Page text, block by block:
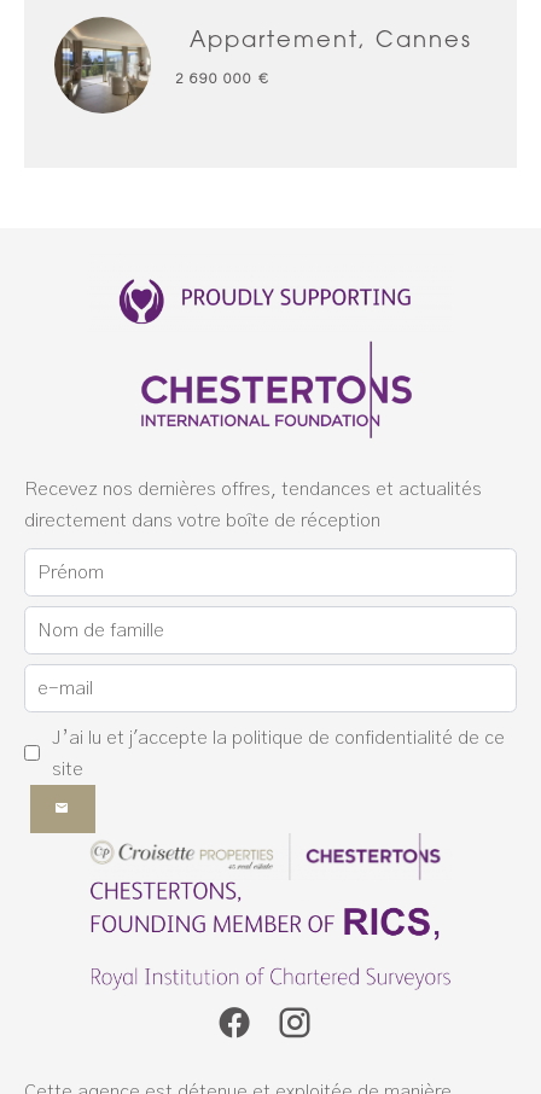
Appartement, Cannes
2 690 000 €
Recevez nos dernières offres, tendances et actualités
directement dans votre boîte de réception
J’ai lu et j'accepte la politique de confidentialité de ce
site